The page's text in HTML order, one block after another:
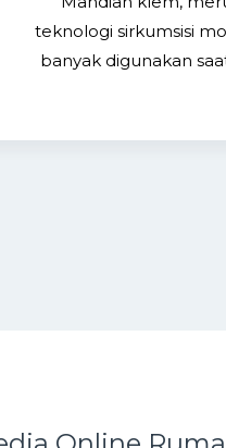
teknologi sirkumsisi
banyak digunakan